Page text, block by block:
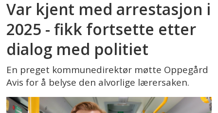
Var kjent med arrestasjon i
2025 - fikk fortsette etter
dialog med politiet
En preget kommunedirektør møtte Oppegård
Avis for å belyse den alvorlige lærersaken.